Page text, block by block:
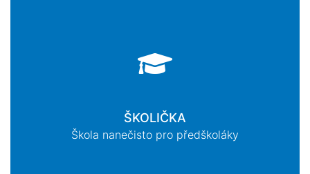
ŠKOLIČKA
Škola nanečisto pro předškoláky